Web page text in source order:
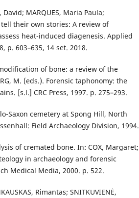
David; MARQUES, Maria Paula;
tell their own stories: A review of
heat-induced diagenesis. Applied
p. 603–635, 14 set. 2018.
of bone: a review of the
M. (eds.). Forensic taphonomy: the
[s.l.] CRC Press, 1997. p. 275–293.
Saxon cemetery at Spong Hill, North
Field Archaeology Division, 1994.
of cremated bone. In: COX, Margaret;
in archaeology and forensic
Medical Media, 2000. p. 522.
Rimantas; SNITKUVIENĖ,